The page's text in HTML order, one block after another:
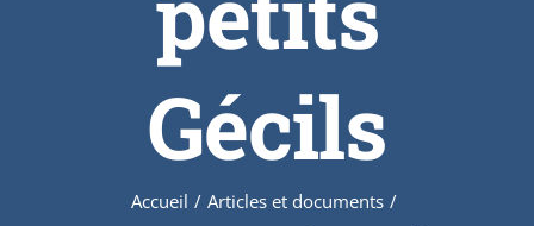
Gécils
Accueil / Articles et documents /